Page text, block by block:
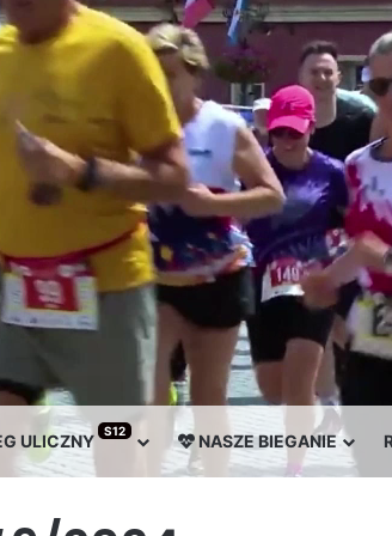
DWUNASTKA
ULICZNY S12 NASZE BIEGANIE